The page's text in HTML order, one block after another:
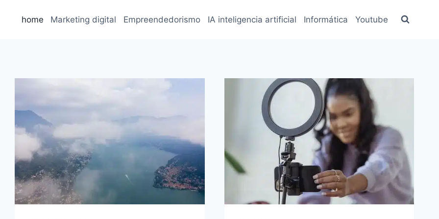
home Marketing digital Empreendedorismo IA inteligencia artificial Informática Youtube